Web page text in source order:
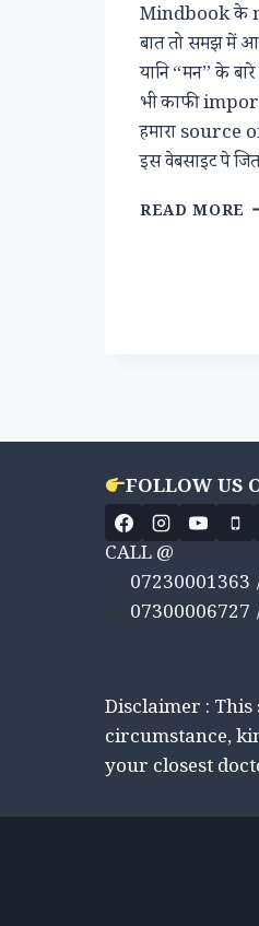
Mindbook के
बात तो समझ में आ
यानि “मन” के
भी काफी
हमारा source
इस वेबसाइट पे
READ MORE
FOLLOW US
CALL @
07300006727
Disclaimer :
circumstance,
your closest